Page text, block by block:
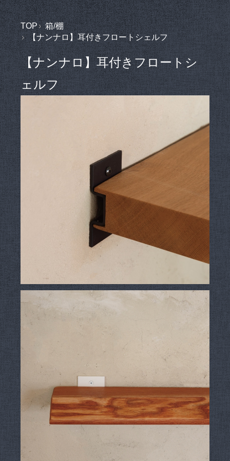
TOP
箱/棚
【ナンナロ】耳付きフロートシェルフ
【ナンナロ】耳付きフロートシ
ェルフ